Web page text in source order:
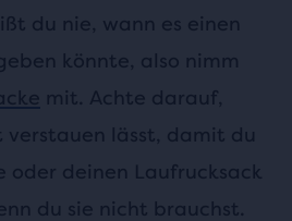
du nie, wann es einen
könnte, also nimm
mit. Achte darauf,
verstauen lässt, damit du
oder deinen Laufrucksack
du sie nicht brauchst.